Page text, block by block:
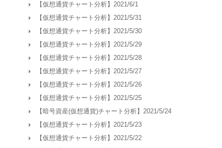
【仮想通貨チャート分析】2021/6/1
【仮想通貨チャート分析】2021/5/31
【仮想通貨チャート分析】2021/5/30
【仮想通貨チャート分析】2021/5/29
【仮想通貨チャート分析】2021/5/28
【仮想通貨チャート分析】2021/5/27
【仮想通貨チャート分析】2021/5/26
【仮想通貨チャート分析】2021/5/25
【暗号資産(仮想通貨)チャート分析】2021/5/24
【仮想通貨チャート分析】2021/5/23
【仮想通貨チャート分析】2021/5/22